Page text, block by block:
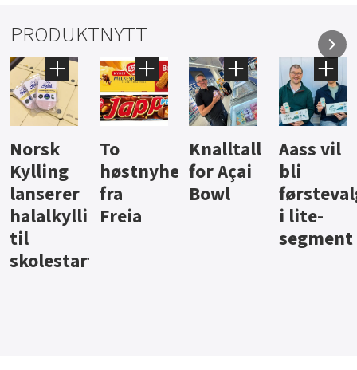
PRODUKTNYTT
Knalltall
for Açai
Bowl
Aass vil
bli
førstevalg
i lite-
Brus og
jus fra
Berentsen
Hard
iste fra
Hansa